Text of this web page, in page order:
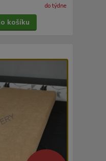
do týdne
košíku